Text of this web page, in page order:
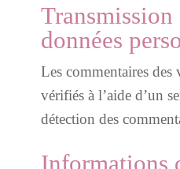
Transmission
données
Les commentaires des
vérifiés à l’aide d’un
détection des
Informations